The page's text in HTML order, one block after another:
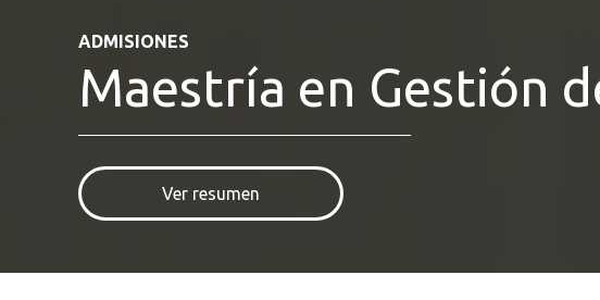
ADMISIONES
Maestría en Gestión
Ver resumen
Costo $
Recibos y pagos